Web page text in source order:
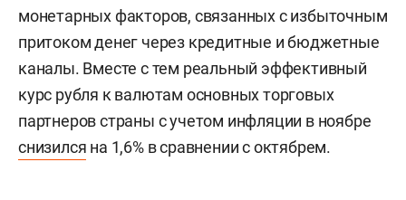
монетарных факторов, связанных с избыточным
притоком денег через кредитные и бюджетные
каналы. Вместе с тем реальный эффективный
курс рубля к валютам основных торговых
партнеров страны с учетом инфляции в ноябре
снизился на 1,6% в сравнении с октябрем.